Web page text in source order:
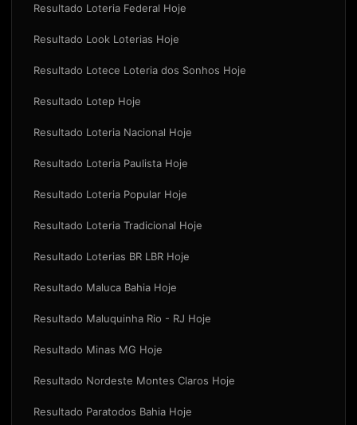
Resultado Loteria Federal Hoje
Resultado Look Loterias Hoje
Resultado Lotece Loteria dos Sonhos Hoje
Resultado Lotep Hoje
Resultado Loteria Nacional Hoje
Resultado Loteria Paulista Hoje
Resultado Loteria Popular Hoje
Resultado Loteria Tradicional Hoje
Resultado Loterias BR LBR Hoje
Resultado Maluca Bahia Hoje
Resultado Maluquinha Rio - RJ Hoje
Resultado Minas MG Hoje
Resultado Nordeste Montes Claros Hoje
Resultado Paratodos Bahia Hoje